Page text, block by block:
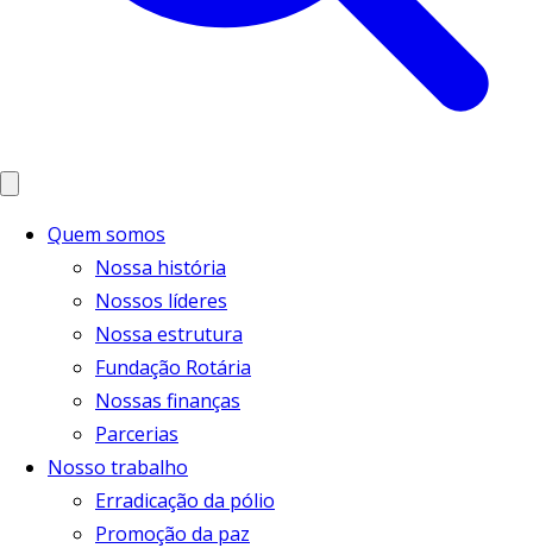
Quem somos
Nossa história
Nossos líderes
Nossa estrutura
Fundação Rotária
Nossas finanças
Parcerias
Nosso trabalho
Erradicação da pólio
Promoção da paz